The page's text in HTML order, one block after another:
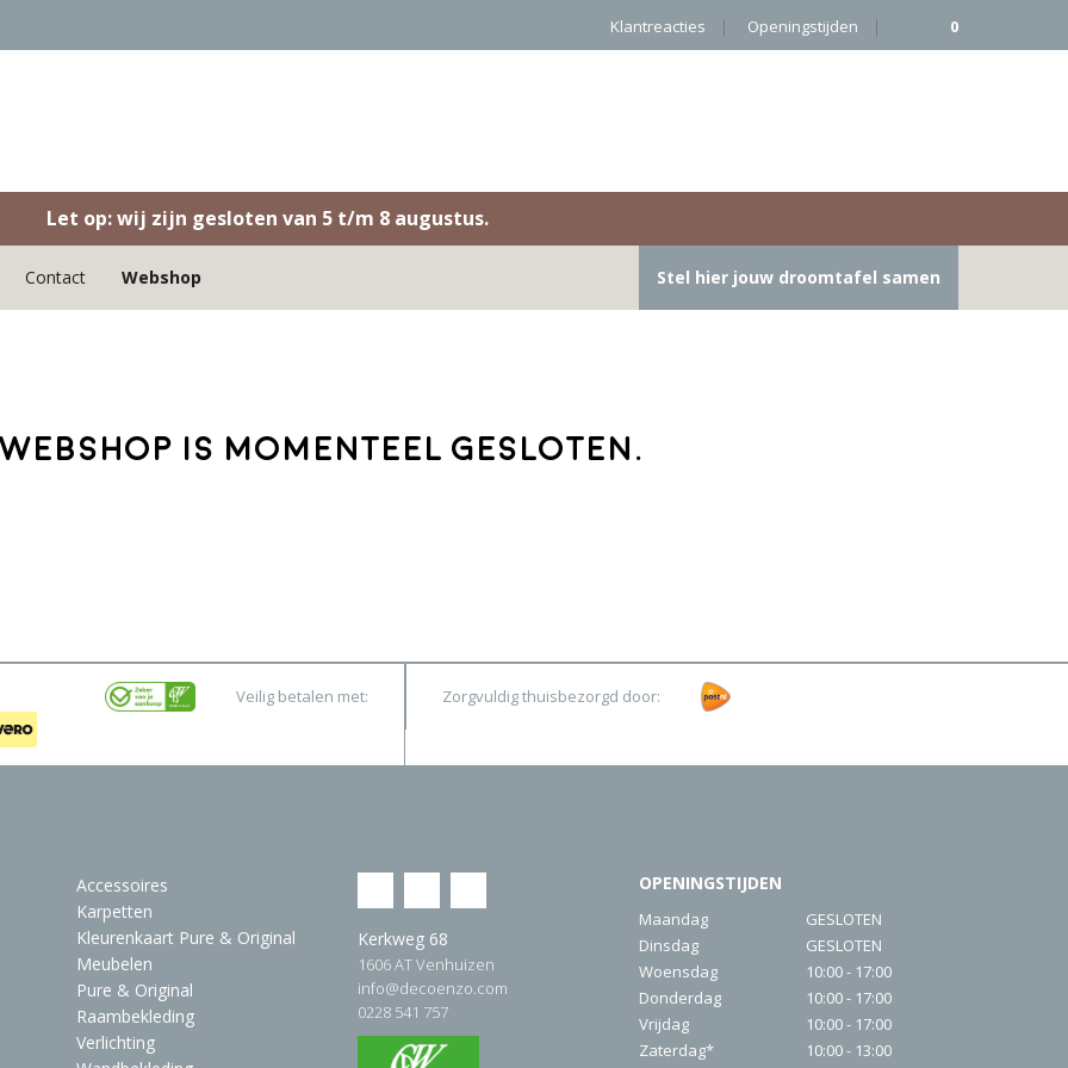
Klantreacties Openingstijden 0
Let op: wij zijn gesloten van 5 t/m 8 augustus.
Contact Webshop Stel hier jouw droomtafel samen
is momenteel gesloten.
Veilig betalen met: Zorgvuldig thuisbezorgd door:
Accessoires
Karpetten
Kleurenkaart Pure & Original
Meubelen
Pure & Original
Raambekleding
Verlichting
Kerkweg 68
1606 AT Venhuizen
info@decoenzo.com
0228 541 757
OPENINGSTIJDEN
Maandag
GESLOTEN
Dinsdag
GESLOTEN
Woensdag
10:00 - 17:00
Donderdag
10:00 - 17:00
Vrijdag
10:00 - 17:00
Zaterdag*
10:00 - 13:00